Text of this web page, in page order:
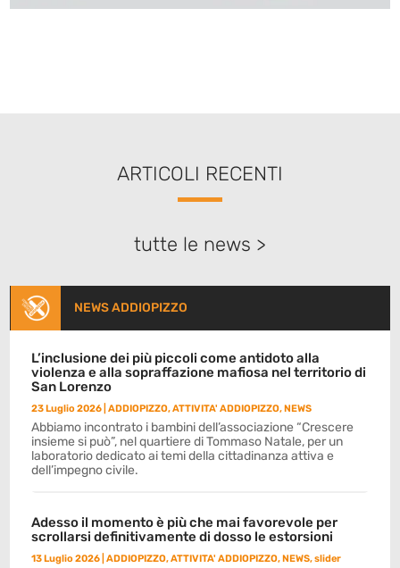
ARTICOLI RECENTI
tutte le news >
NEWS ADDIOPIZZO
L’inclusione dei più piccoli come antidoto alla
violenza e alla sopraffazione mafiosa nel territorio di
San Lorenzo
23 Luglio 2026 |ADDIOPIZZO,ATTIVITA' ADDIOPIZZO,NEWS
Abbiamo incontrato i bambini dell’associazione “Crescere
insieme si può”, nel quartiere di Tommaso Natale, per un
laboratorio dedicato ai temi della cittadinanza attiva e
dell’impegno civile.
Adesso il momento è più che mai favorevole per
scrollarsi definitivamente di dosso le estorsioni
13 Luglio 2026 |ADDIOPIZZO,ATTIVITA' ADDIOPIZZO,NEWS,slider